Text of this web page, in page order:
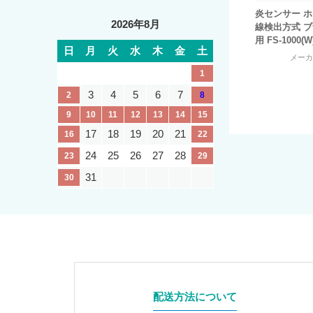
炎センサー
線検出方式
用 FS-
メー
2026年8月
日 月 火 水 木 金 土
1
2 3 4 5 6 7
8
9
10 11 12 13 14
15
16
17 18 19 20 21 22
23 24 25 26 27 28 29
30 31
配送方法について